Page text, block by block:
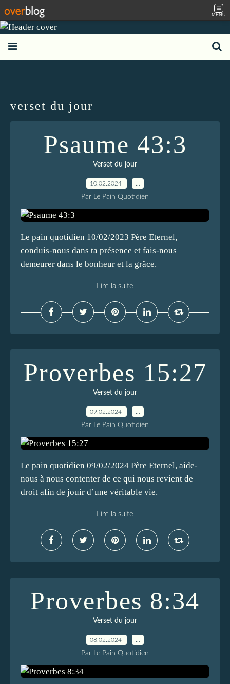
MENU
verset du jour
Psaume 43:3
Verset du jour
10.02.2024
Par Le Pain Quotidien
Le pain quotidien 10/02/2023 Père Eternel,
conduis-nous dans ta présence et fais-nous
demeurer dans le bonheur et la grâce.
Lire la suite
Proverbes 15:27
Verset du jour
09.02.2024
Par Le Pain Quotidien
Le pain quotidien 09/02/2024 Père Eternel, aide-
nous à nous contenter de ce qui nous revient de
droit afin de jouir d’une véritable vie.
Lire la suite
Proverbes 8:34
Verset du jour
08.02.2024
Par Le Pain Quotidien